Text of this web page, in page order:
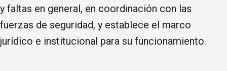
y faltas en general, en coordinación con las
fuerzas de seguridad, y establece el marco
jurídico e institucional para su funcionamiento.